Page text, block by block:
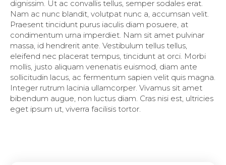
dignissim. Ut ac convallis tellus, semper sodales erat.
Nam ac nunc blandit, volutpat nunc a, accumsan velit.
Praesent tincidunt purus iaculis diam posuere, at
condimentum urna imperdiet. Nam sit amet pulvinar
massa, id hendrerit ante. Vestibulum tellus tellus,
eleifend nec placerat tempus, tincidunt at orci. Morbi
mollis, justo aliquam venenatis euismod, diam ante
sollicitudin lacus, ac fermentum sapien velit quis magna.
Integer rutrum lacinia ullamcorper. Vivamus sit amet
bibendum augue, non luctus diam. Cras nisi est, ultricies
eget ipsum ut, viverra facilisis tortor.